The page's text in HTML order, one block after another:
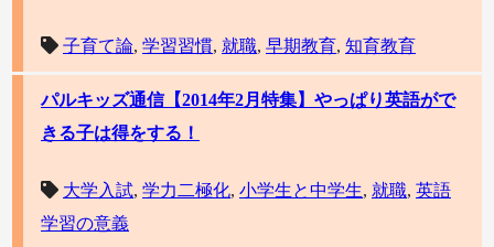
子育て論, 学習習慣, 就職, 早期教育, 知育教育
パルキッズ通信【2014年2月特集】やっぱり英語がで
きる子は得をする！
大学入試, 学力二極化, 小学生と中学生, 就職, 英語
学習の意義